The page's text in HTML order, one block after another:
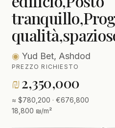
◉ Yud Bet, Ashdod
PREZZO RICHIESTO
₪2,350,000
≈ $780,200 · €676,800
18,800 ₪/m²